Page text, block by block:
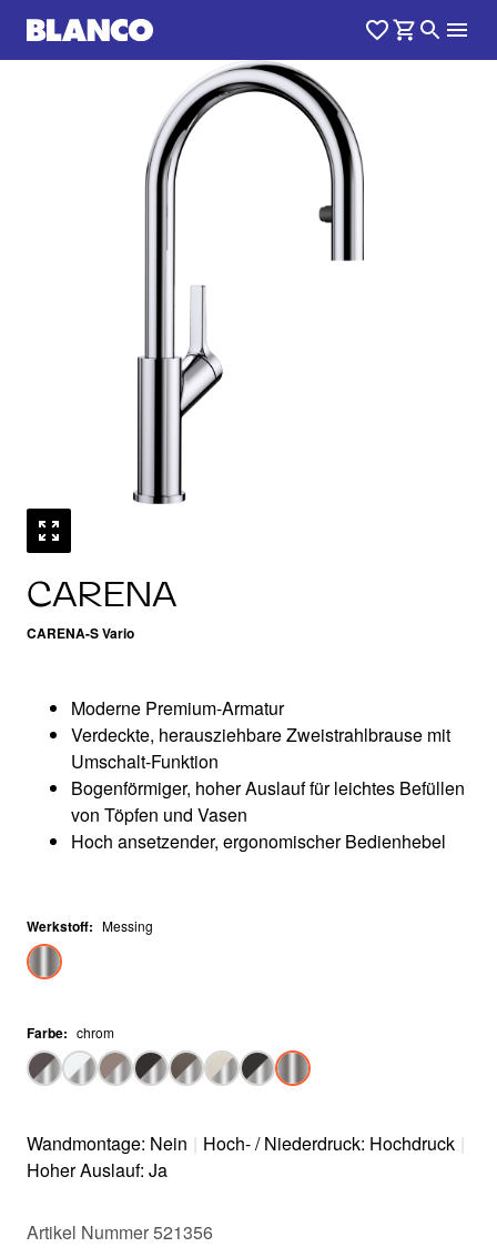
CARENA
CARENA-S Vario
0
Moderne Premium-Armatur
Verdeckte, herausziehbare Zweistrahlbrause mit
Umschalt-Funktion
Bogenförmiger, hoher Auslauf für leichtes Befüllen
von Töpfen und Vasen
Hoch ansetzender, ergonomischer Bedienhebel
Werkstoff: Messing
Farbe: chrom
Wandmontage: Nein | Hoch- / Niederdruck: Hochdruck |
Hoher Auslauf: Ja
Artikel Nummer 521356